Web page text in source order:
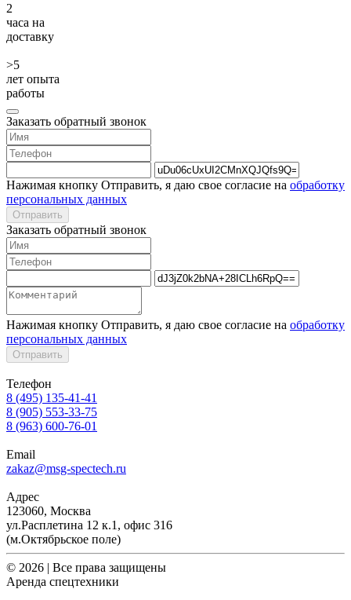
2
часа на
доставку
>5
лет опыта
работы
Заказать обратный звонок
Нажимая кнопку Отправить, я даю свое согласие на обработку
персональных данных
Отправить
Заказать обратный звонок
Нажимая кнопку Отправить, я даю свое согласие на обработку
персональных данных
Отправить
Телефон
8 (495) 135-41-41
8 (905) 553-33-75
8 (963) 600-76-01
Email
zakaz@msg-spectech.ru
Адрес
123060, Москва
ул.Расплетина 12 к.1, офис 316
(м.Октябрьское поле)
© 2026 | Все права защищены
Аренда спецтехники